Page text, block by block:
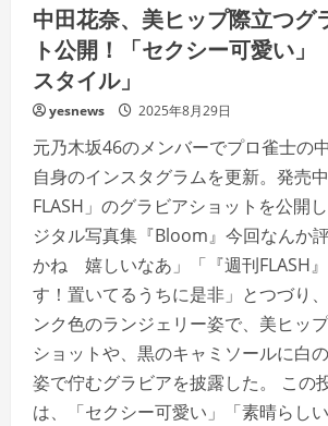
の
ク
ス
マ
ス」
11
月
1
日
よ
り
開
催！
ナ
イ
ト
パ
レ
ー
ド
や
湖
上
花
火
中田花奈、美ヒップ際立つグ
ト公開！「セクシー可愛い」
スタイル」
yesnews 2025年8月29日
元乃木坂46のメンバーでプロ雀士の
自身のインスタグラムを更新。発売
FLASH」のグラビアショットを公開
ジタル写真集『Bloom』今回なんか
かね 嬉しいなあ」「『週刊FLASH
す！置いてるうちに是非」とつづり
ンク色のランジェリー姿で、美ヒッ
ショットや、黒のキャミソールに白
姿で佇むグラビアを披露した。 この
は、「セクシー可愛い」「素晴らし